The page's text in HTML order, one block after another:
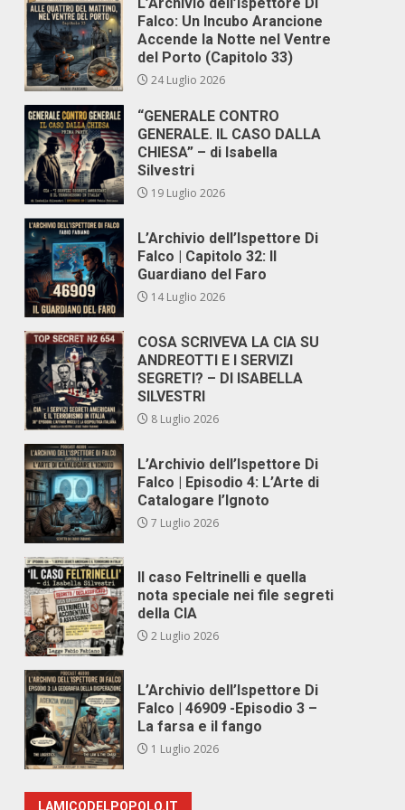
Falco: Un Incubo Arancione
Accende la Notte nel Ventre
del Porto (Capitolo 33)
24 Luglio 2026
“GENERALE CONTRO
GENERALE. IL CASO DALLA
CHIESA” – di Isabella
Silvestri
19 Luglio 2026
L’Archivio dell’Ispettore Di
Falco | Capitolo 32: Il
Guardiano del Faro
14 Luglio 2026
COSA SCRIVEVA LA CIA SU
ANDREOTTI E I SERVIZI
SEGRETI? – DI ISABELLA
SILVESTRI
8 Luglio 2026
L’Archivio dell’Ispettore Di
Falco | Episodio 4: L’Arte di
Catalogare l’Ignoto
7 Luglio 2026
Il caso Feltrinelli e quella
nota speciale nei file segreti
della CIA
2 Luglio 2026
L’Archivio dell’Ispettore Di
Falco | 46909 -Episodio 3 –
La farsa e il fango
1 Luglio 2026
LAMICODELPOPOLO.IT